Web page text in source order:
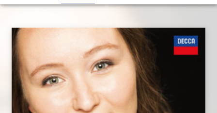
|
Decca
Classics